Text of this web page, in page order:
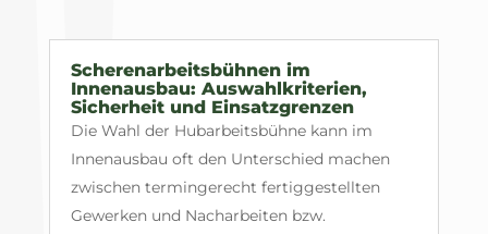
Scherenarbeitsbühnen im
Innenausbau: Auswahlkriterien,
Sicherheit und Einsatzgrenzen
Die Wahl der Hubarbeitsbühne kann im
Innenausbau oft den Unterschied machen
zwischen termingerecht fertiggestellten
Gewerken und Nacharbeiten bzw.